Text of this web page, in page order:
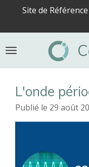
Passer
contenu
principal
Site de
L'onde
Publié le 29 août